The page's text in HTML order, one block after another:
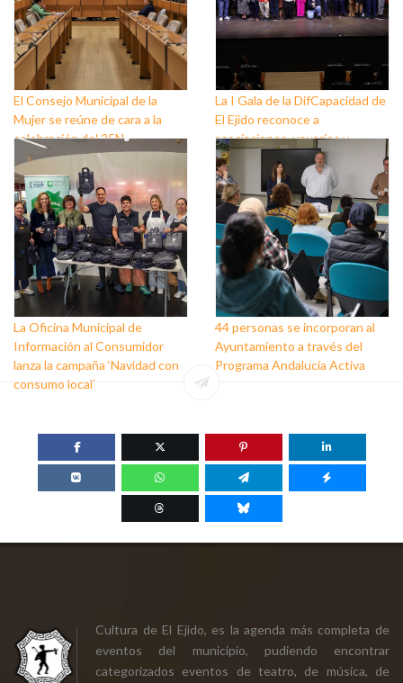
El Consejo Municipal de la
Mujer se reúne de cara a la
celebración del 25N
La I Gala de la DifCapacidad de
El Ejido reconoce a
asociaciones, usuarios y
personas que trabajan a favor
de este colectivo
La Oficina Municipal de
Información al Consumidor
lanza la campaña ‘Navidad con
consumo local’
44 personas se incorporan al
Ayuntamiento a través del
Programa Andalucía Activa
Cultura de El Ejido, es la agenda más completa de
eventos del municipio, pudiendo encontrar
categorizados eventos de teatro, de música, de